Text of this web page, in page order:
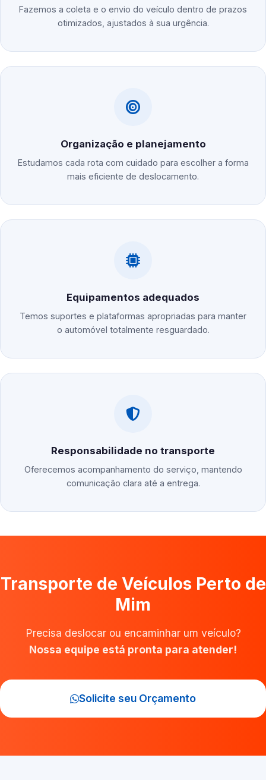
Fazemos a coleta e o envio do veículo dentro de prazos
otimizados, ajustados à sua urgência.
Organização e planejamento
Estudamos cada rota com cuidado para escolher a forma
mais eficiente de deslocamento.
Equipamentos adequados
Temos suportes e plataformas apropriadas para manter
o automóvel totalmente resguardado.
Responsabilidade no transporte
Oferecemos acompanhamento do serviço, mantendo
comunicação clara até a entrega.
Transporte de Veículos Perto de
Mim
Precisa deslocar ou encaminhar um veículo?
Nossa equipe está pronta para atender!
Solicite seu Orçamento